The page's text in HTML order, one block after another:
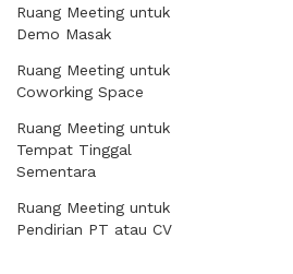
Ruang Meeting untuk
Demo Masak
Ruang Meeting untuk
Coworking Space
Ruang Meeting untuk
Tempat Tinggal
Sementara
Ruang Meeting untuk
Pendirian PT atau CV